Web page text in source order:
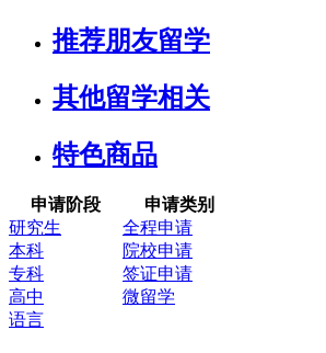
推荐朋友留学
其他留学相关
特色商品
申请阶段
申请类别
研究生
全程申请
本科
院校申请
专科
签证申请
高中
微留学
语言